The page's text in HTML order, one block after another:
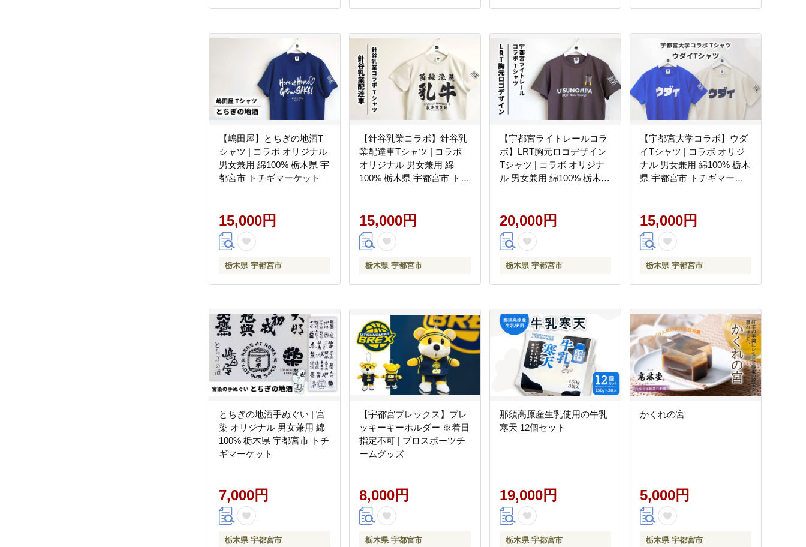
【嶋田屋】とちぎの地酒T
シャツ | コラボ オリジナル
男女兼用 綿100% 栃木県 宇
都宮市 トチギマーケット
15,000円
栃木県 宇都宮市
【針谷乳業コラボ】針谷乳
業配達車Tシャツ | コラボ
オリジナル 男女兼用 綿
100% 栃木県 宇都宮市 トチ
15,000円
栃木県 宇都宮市
【宇都宮ライトレールコラ
ボ】LRT胸元ロゴデザイン
Tシャツ | コラボ オリジナ
ル 男女兼用 綿100% 栃木県
20,000円
栃木県 宇都宮市
【宇都宮大学コラボ】ウダ
イTシャツ | コラボ オリジ
ナル 男女兼用 綿100% 栃木
県 宇都宮市 トチギマーケ
15,000円
栃木県 宇都宮市
とちぎの地酒手ぬぐい | 宮
染 オリジナル 男女兼用 綿
100% 栃木県 宇都宮市 トチ
ギマーケット
7,000円
栃木県 宇都宮市
【宇都宮ブレックス】ブレ
ッキーキーホルダー ※着日
指定不可 | プロスポーツチ
ームグッズ
8,000円
栃木県 宇都宮市
那須高原産生乳使用の牛乳
寒天 12個セット
19,000円
栃木県 宇都宮市
かくれの宮
5,000円
栃木県 宇都宮市